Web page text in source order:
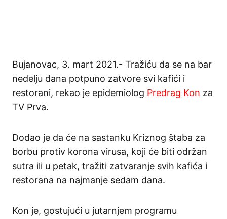
Bujanovac, 3. mart 2021.- Tražiću da se na bar
nedelju dana potpuno zatvore svi kafići i
restorani, rekao je epidemiolog Predrag Kon za
TV Prva.
Dodao je da će na sastanku Kriznog štaba za
borbu protiv korona virusa, koji će biti održan
sutra ili u petak, tražiti zatvaranje svih kafića i
restorana na najmanje sedam dana.
Kon je, gostujući u jutarnjem programu